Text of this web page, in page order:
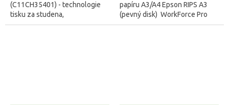
(C11CH35401) - technologie
tisku za studena,
nesmazatelný inkoustový tisk,
papíru A3/A4 Epson RIPS A3
(pevný disk) WorkForce Pro
WF-C879RDTWF